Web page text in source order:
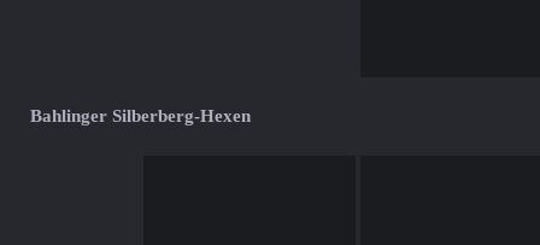
Bahlinger Silberberg-Hexen